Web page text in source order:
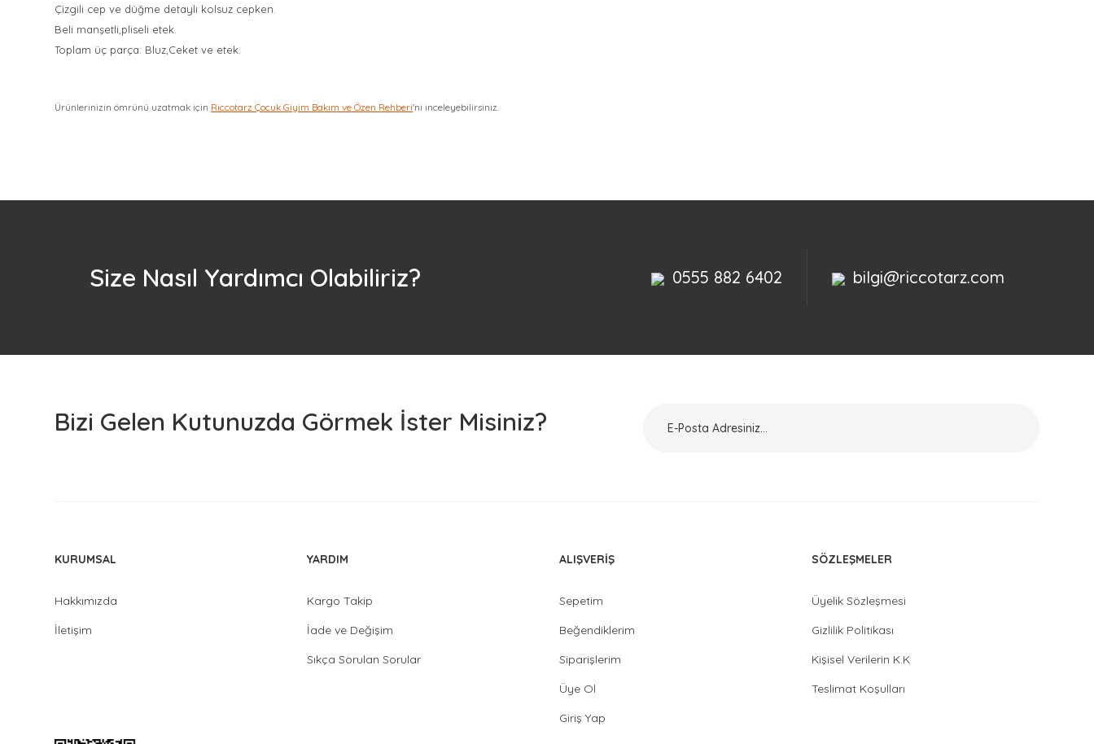
Çizgili cep ve düğme detaylı kolsuz cepken.
Beli manşetli,pliseli etek.
Toplam üç parça: Bluz,Ceket ve etek.
Ürünlerinizin ömrünü uzatmak için Riccotarz Çocuk Giyim Bakım ve Özen Rehberi'ni inceleyebilirsiniz.
Size Nasıl Yardımcı Olabiliriz? 0555 882 6402 bilgi@riccotarz.com
Bizi Gelen Kutunuzda Görmek İster Misiniz?
KURUMSAL
Hakkımızda
İletişim
YARDIM
Kargo Takip
İade ve Değişim
Sıkça Sorulan Sorular
ALIŞVERİŞ
Sepetim
Beğendiklerim
Siparişlerim
Üye Ol
Giriş Yap
SÖZLEŞMELER
Üyelik Sözleşmesi
Gizlilik Politikası
Kişisel Verilerin K.K
Teslimat Koşulları